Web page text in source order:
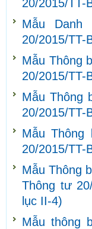
20/2015/TT-
Mẫu
20/2015/TT-
Mẫu Thông
20/2015/TT-
Mẫu Thông
20/2015/TT-
Mẫu Thông
20/2015/TT-
Mẫu Thông
Thông tư
lục II-4)
Mẫu thông